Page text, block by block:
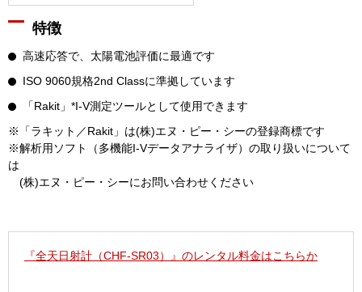
特徴
高速応答で、太陽電池評価に最適です
ISO 9060規格2nd Classに準拠しています
「Rakit」*I-V測定ツールとして使用できます
※「ラキット／Rakit」は(株)エヌ・ピー・シーの登録商標です
※解析用ソフト（多機能I-Vデータアナライザ）の取り扱いについて
は
(株)エヌ・ピー・シーにお問い合わせください
『全天日射計（CHF-SR03）』のレンタル料金はこちらか